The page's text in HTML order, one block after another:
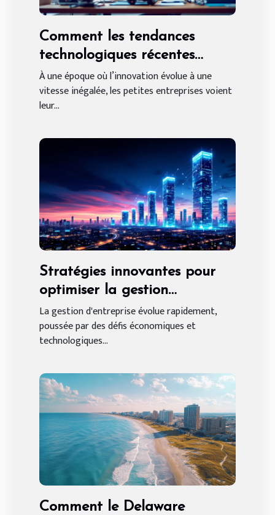
Comment les tendances
technologiques récentes
façonnent-elles les petites
entreprises ?
À une époque où l’innovation évolue à une
vitesse inégalée, les petites entreprises voient
leur...
Stratégies innovantes pour
optimiser la gestion
d'entreprise
La gestion d'entreprise évolue rapidement,
poussée par des défis économiques et
technologiques...
Comment le Delaware